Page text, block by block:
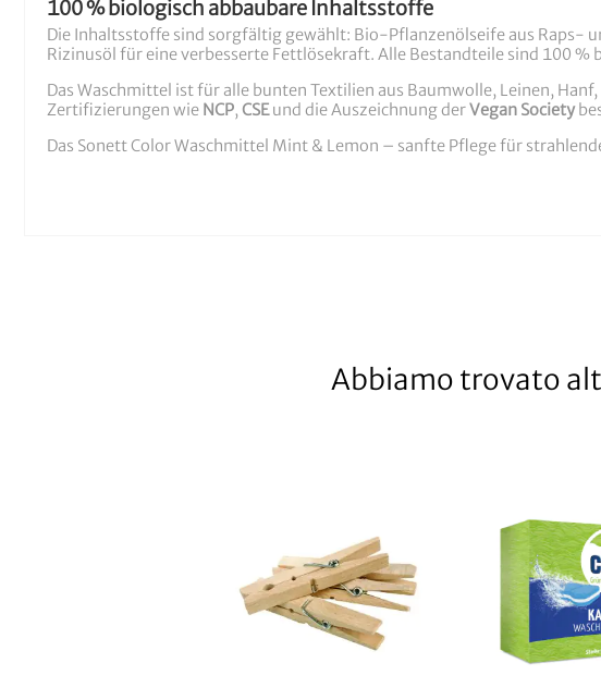
100 % biologisch abbaubare Inhaltsstoffe
Die Inhaltsstoffe sind sorgfältig gewählt: Bio-Pflanzenölseife aus Raps-
Rizinusöl für eine verbesserte Fettlösekraft. Alle Bestandteile sind 100
Das Waschmittel ist für alle bunten Textilien aus Baumwolle, Leinen,
Zertifizierungen wie NCP, CSEund die Auszeichnung derVegan Society
Das Sonett Color Waschmittel Mint & Lemon – sanfte Pflege für
Abbiamo trovato